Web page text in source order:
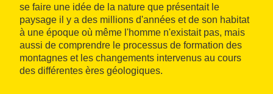
se faire une idée de la nature que présentait le
paysage il y a des millions d'années et de son habitat
à une époque où même l'homme n'existait pas, mais
aussi de comprendre le processus de formation des
montagnes et les changements intervenus au cours
des différentes ères géologiques.